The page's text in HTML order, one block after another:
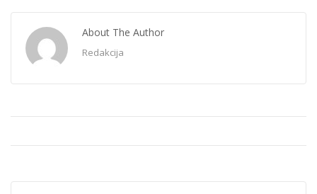
About The Author
Redakcija